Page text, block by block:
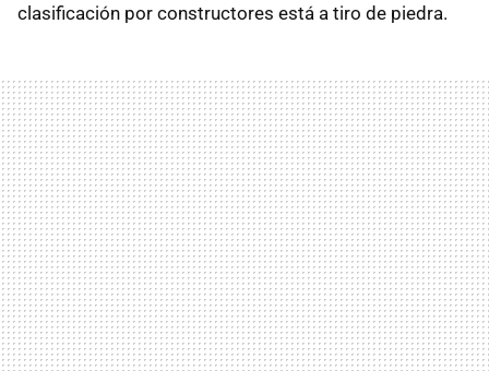
clasificación por constructores está a tiro de piedra.